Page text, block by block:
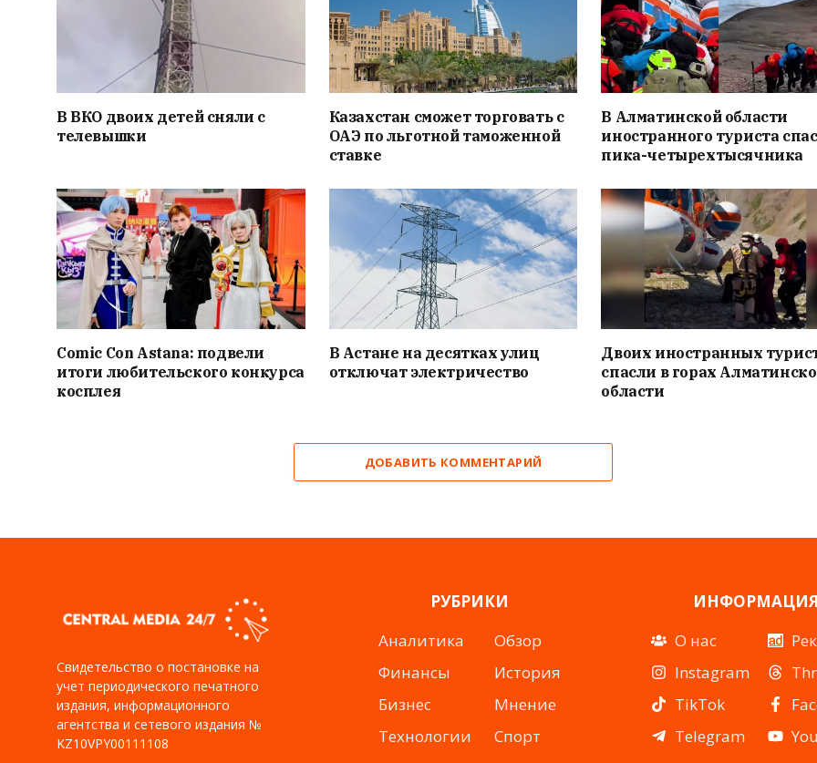
В ВКО двоих детей сняли с
телевышки
Казахстан сможет торговать с
ОАЭ по льготной таможенной
ставке
В Алматинской области
иностранного туриста
пика-четырехтысячника
Comic Con Astana: подвели
итоги любительского конкурса
косплея
В Астане на десятках улиц
отключат электричество
Двоих иностранных
спасли в горах
области
ДОБАВИТЬ КОММЕНТАРИЙ
Свидетельство о постановке на
учет периодического печатного
издания, информационного
агентства и сетевого издания №
KZ10VPY00111108
РУБРИКИ
Аналитика
Финансы
Бизнес
Технологии
Обзор
История
Мнение
Спорт
ИНФОРМАЦИЯ
О нас
Instagram
TikTok
Telegram